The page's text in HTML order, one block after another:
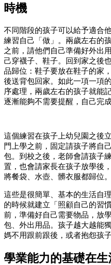
時機
不同階段的孩子可以給予適合
練習自己「做」。兩歲左右的
之前，請他們自己準備好外出
己穿襪子、鞋子。回到家之後
品歸位：鞋子要放在鞋子的家
後送背包回家。如此一項一項
序處理，兩歲左右的孩子就能
逐漸能夠不需要提醒，自己完成
這個練習在孩子上幼兒園之後
門上學之前，固定請孩子將自
包。到校之後，老師會請孩子
置，也會請家長在孩子放學後
將餐袋、水壺、髒衣服都歸位。
這些是很簡單、基本的生活自
的時候就建立「照顧自己的習
前，準備好自己需要物品，放
包、外出用品。孩子越大越能
媽不用跟前跟後，或者抱怨孩
學業能力的基礎在